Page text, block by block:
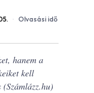
· Olvasási idő
hanem a
kell